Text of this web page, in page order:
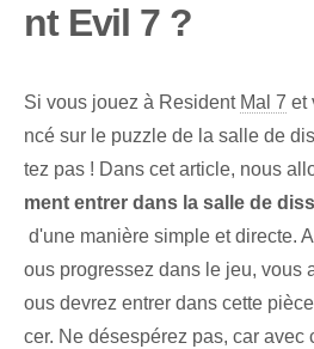
nt Evil 7 ?
Si vous jouez à Resident Mal 7 et⁢
ncé sur le puzzle de la salle de
tez pas ! Dans cet article, nous
ment entrer dans la salle de
d'une manière simple et directe.‍
ous progressez dans le⁣ jeu, vous
ous devrez entrer dans cette
cer. Ne désespérez pas, car avec